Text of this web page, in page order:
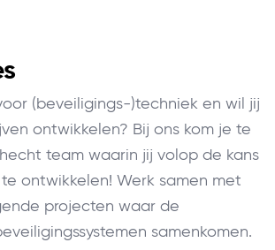
(beveiligings-)techniek en wil jij
ontwikkelen? Bij ons kom je te
team waarin jij volop de kans
ontwikkelen! Werk samen met
projecten waar de
samenkomen.